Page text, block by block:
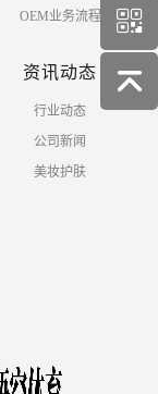
OEM业务流程
资讯动态
行业动态
公司新闻
美妆护肤